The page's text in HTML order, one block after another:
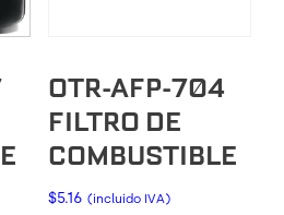
OTR-AFP-704
FILTRO DE
COMBUSTIBLE
$5.16 (incluido IVA)